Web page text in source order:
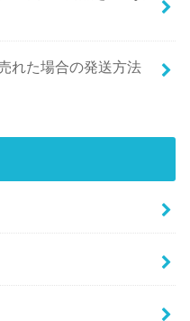
れた場合の発送方法